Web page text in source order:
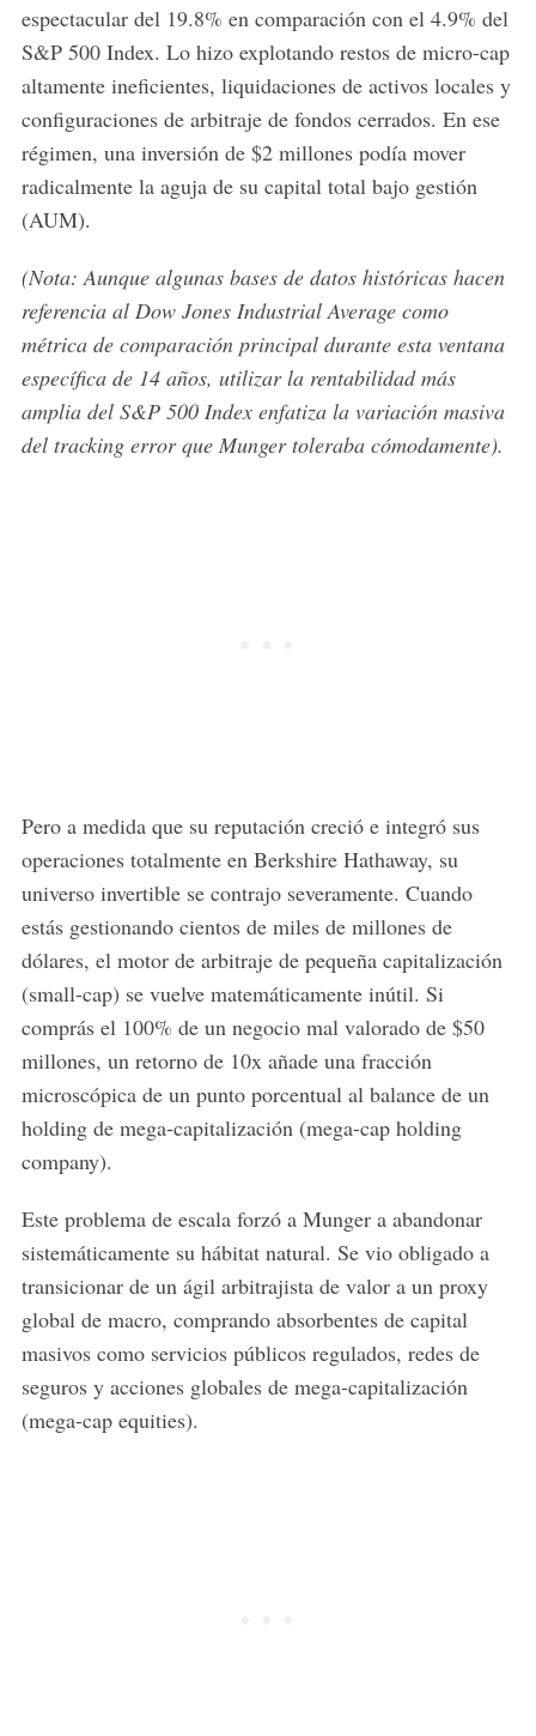
espectacular del 19.8% en comparación con el 4.9% del
S&P 500 Index. Lo hizo explotando restos de micro-cap
altamente ineficientes, liquidaciones de activos locales y
configuraciones de arbitraje de fondos cerrados. En ese
régimen, una inversión de $2 millones podía mover
radicalmente la aguja de su capital total bajo gestión
(AUM).
(Nota: Aunque algunas bases de datos históricas hacen
referencia al Dow Jones Industrial Average como
métrica de comparación principal durante esta ventana
específica de 14 años, utilizar la rentabilidad más
amplia del S&P 500 Index enfatiza la variación masiva
del tracking error que Munger toleraba cómodamente).
Pero a medida que su reputación creció e integró sus
operaciones totalmente en Berkshire Hathaway, su
universo invertible se contrajo severamente. Cuando
estás gestionando cientos de miles de millones de
dólares, el motor de arbitraje de pequeña capitalización
(small-cap) se vuelve matemáticamente inútil. Si
comprás el 100% de un negocio mal valorado de $50
millones, un retorno de 10x añade una fracción
microscópica de un punto porcentual al balance de un
holding de mega-capitalización (mega-cap holding
company).
Este problema de escala forzó a Munger a abandonar
sistemáticamente su hábitat natural. Se vio obligado a
transicionar de un ágil arbitrajista de valor a un proxy
global de macro, comprando absorbentes de capital
masivos como servicios públicos regulados, redes de
seguros y acciones globales de mega-capitalización
(mega-cap equities).